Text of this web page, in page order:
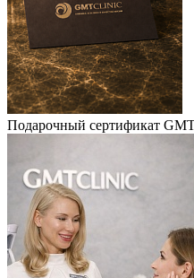
Подарочный сертификат